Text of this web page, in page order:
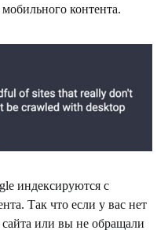
контента.
индексируются с
Так что если у вас нет
или вы не обращали